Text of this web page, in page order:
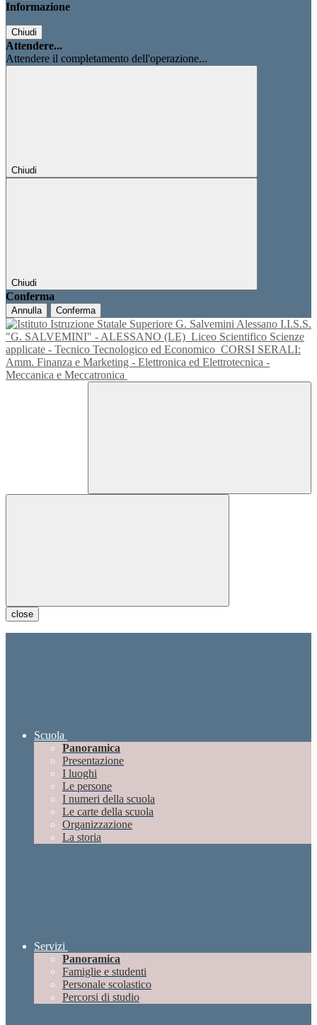
Informazione
Chiudi
Attendere...
Attendere il completamento dell'operazione...
Chiudi
Chiudi
Conferma
Annulla Conferma
I.I.S.S.
"G. SALVEMINI" - ALESSANO (LE) Liceo Scientifico Scienze
applicate - Tecnico Tecnologico ed Economico CORSI SERALI:
Amm. Finanza e Marketing - Elettronica ed Elettrotecnica -
Meccanica e Meccatronica
close
Scuola
Panoramica
Presentazione
I luoghi
Le persone
I numeri della scuola
Le carte della scuola
Organizzazione
La storia
Servizi
Panoramica
Famiglie e studenti
Personale scolastico
Percorsi di studio